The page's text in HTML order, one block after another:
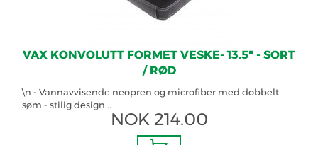
VAX KONVOLUTT FORMET VESKE- 13.5" - SORT
/ RØD
\n - Vannavvisende neopren og microfiber med dobbelt
søm - stilig design...
NOK 214.00